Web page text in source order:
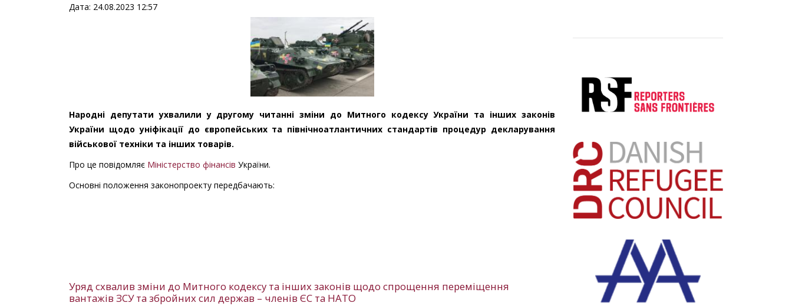
Дата: 24.08.2023 12:57
Народні депутати ухвалили у другому читанні зміни до Митного кодексу України та інших законів
України щодо уніфікації до європейських та північноатлантичних стандартів процедур декларування
військової техніки та інших товарів.
Про це повідомляє Міністерство фінансів України.
Основні положення законопроекту передбачають:
Уряд схвалив зміни до Митного кодексу та інших законів щодо спрощення переміщення
вантажів ЗСУ та збройних сил держав – членів ЄС та НАТО